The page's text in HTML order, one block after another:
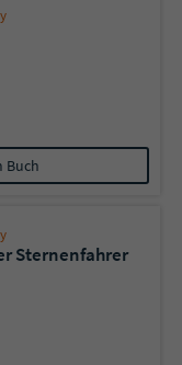
Buch
Sternenfahrer